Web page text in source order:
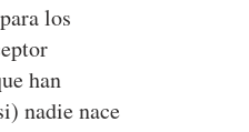
los
han
nadie nace